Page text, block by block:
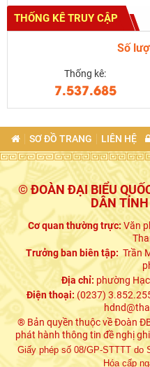
THỐNG KÊ TRUY CẬP
Số
Thống kê:
7.537.685
SƠ ĐỒ TRANG LIÊN HỆ
© ĐOÀN ĐẠI BIỂU
DÂN
Cơ quan thường trực:Văn
Trưởng ban biên tập: Trần
Địa chỉ: phường
Điện thoại: (0237)
® Bản quyền thuộc về Đoàn
phát hành thông tin đề nghị
Giấy phép số 08/GP-STTTT do
Hóa cấp